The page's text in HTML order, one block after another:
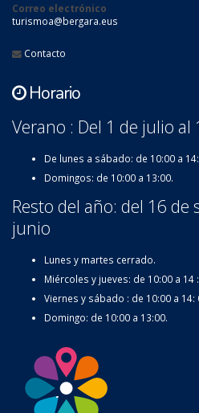
Correo electrónico
turismoa@bergara.eus
Contacto
Horario
Verano : Del 1 de julio
De lunes a sábado: de 10:00 a
Domingos: de 10:00 a 13:00.
Resto del año: del 16 de
junio
Lunes y martes cerrado.
Miércoles y jueves: de 10:00 a 14
Viernes y sábado : de 10:00 a 14:
Domingo: de 10:00 a 13:00.